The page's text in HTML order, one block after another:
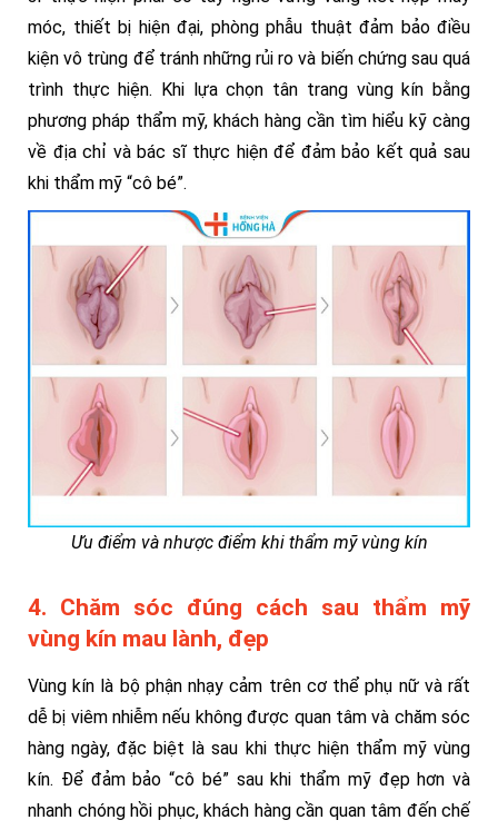
móc, thiết bị hiện đại, phòng phẫu thuật đảm bảo điều
kiện vô trùng để tránh những rủi ro và biến chứng sau quá
trình thực hiện. Khi lựa chọn tân trang vùng kín bằng
phương pháp thẩm mỹ, khách hàng cần tìm hiểu kỹ càng
về địa chỉ và bác sĩ thực hiện để đảm bảo kết quả sau
khi thẩm mỹ “cô bé”.
Ưu điểm và nhược điểm khi thẩm mỹ vùng kín
4. Chăm sóc đúng cách sau thẩm mỹ
vùng kín mau lành, đẹp
Vùng kín là bộ phận nhạy cảm trên cơ thể phụ nữ và rất
dễ bị viêm nhiễm nếu không được quan tâm và chăm sóc
hàng ngày, đặc biệt là sau khi thực hiện thẩm mỹ vùng
kín. Để đảm bảo “cô bé” sau khi thẩm mỹ đẹp hơn và
nhanh chóng hồi phục, khách hàng cần quan tâm đến chế